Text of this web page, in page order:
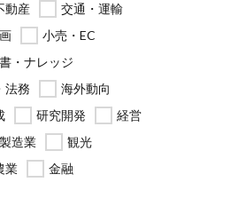
動産
交通・運輸
小売・EC
・ナレッジ
法務
海外動向
研究開発
経営
製造業
観光
業 金融